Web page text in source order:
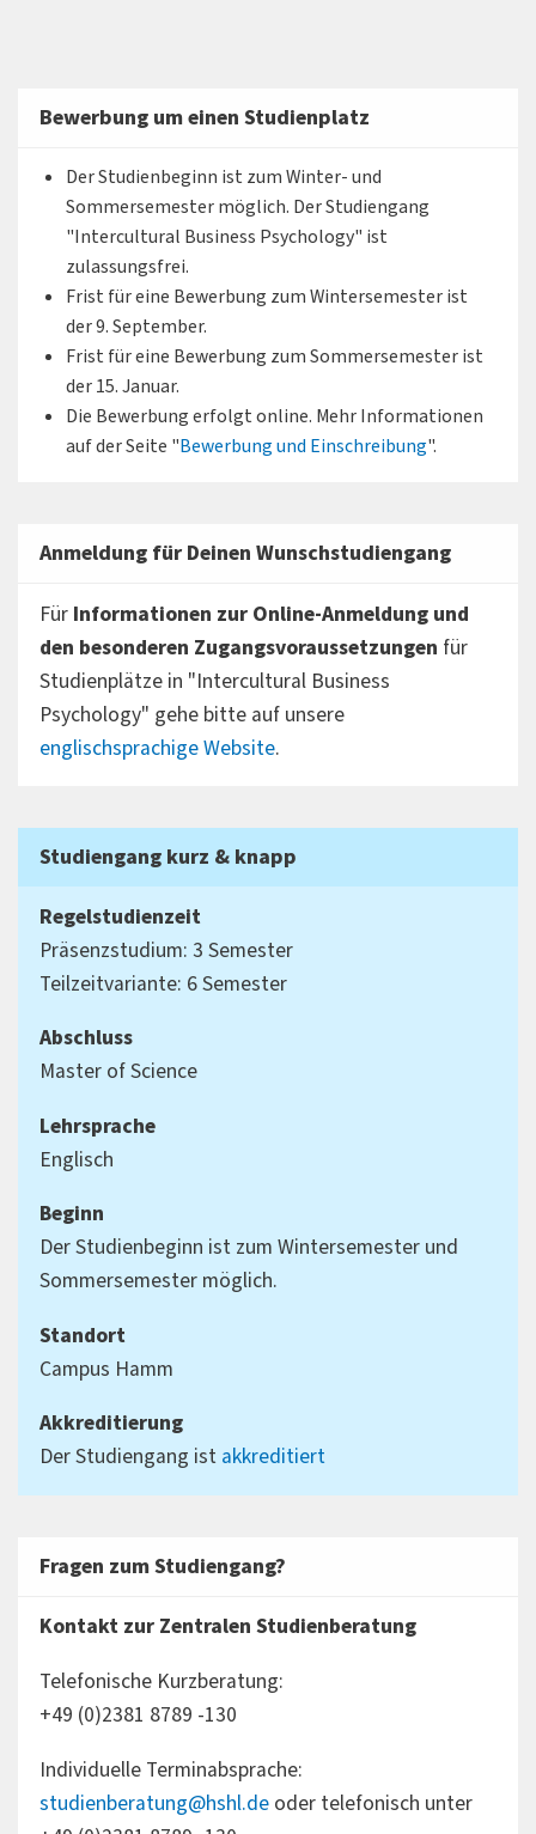
Bewerbung um einen Studienplatz
Der Studienbeginn ist zum Winter- und
Sommersemester möglich. Der Studiengang
"Intercultural Business Psychology" ist
zulassungsfrei.
Frist für eine Bewerbung zum Wintersemester ist
der 9. September.
Frist für eine Bewerbung zum Sommersemester ist
der 15. Januar.
Die Bewerbung erfolgt online. Mehr Informationen
auf der Seite "Bewerbung und Einschreibung".
Anmeldung für Deinen Wunschstudiengang
Für Informationen zur Online-Anmeldung und
den besonderen Zugangsvoraussetzungen für
Studienplätze in "Intercultural Business
Psychology" gehe bitte auf unsere
englischsprachige Website.
Studiengang kurz & knapp
Regelstudienzeit
Präsenzstudium: 3 Semester
Teilzeitvariante: 6 Semester
Abschluss
Master of Science
Lehrsprache
Englisch
Beginn
Der Studienbeginn ist zum Wintersemester und
Sommersemester möglich.
Standort
Campus Hamm
Akkreditierung
Der Studiengang ist akkreditiert
Fragen zum Studiengang?
Kontakt zur Zentralen Studienberatung
Telefonische Kurzberatung:
+49 (0)2381 8789 -130
Individuelle Terminabsprache:
studienberatung@hshl.deoder telefonisch unter